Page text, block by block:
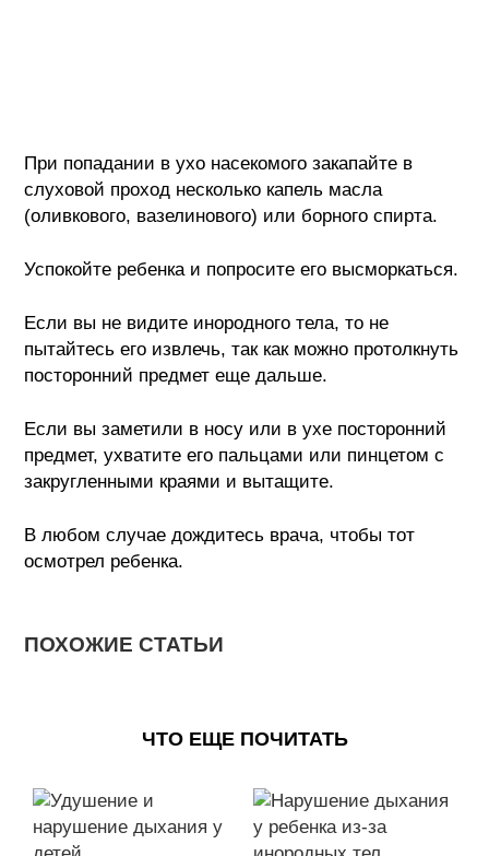
При попадании в ухо насекомого закапайте в
слуховой проход несколько капель масла
(оливкового, вазелинового) или борного спирта.
Успокойте ребенка и попросите его высморкаться.
Если вы не видите инородного тела, то не
пытайтесь его извлечь, так как можно протолкнуть
посторонний предмет еще дальше.
Если вы заметили в носу или в ухе посторонний
предмет, ухватите его пальцами или пинцетом с
закругленными краями и вытащите.
В любом случае дождитесь врача, чтобы тот
осмотрел ребенка.
ПОХОЖИЕ СТАТЬИ
ЧТО ЕЩЕ ПОЧИТАТЬ